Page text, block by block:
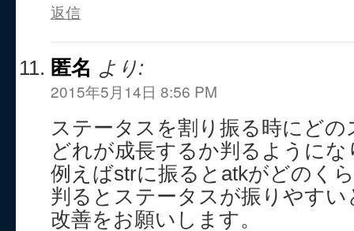
返信
匿名 より:
2015年5月14日 8:56 PM
ステータスを割り振る時にど
どれが成長するか判るように
例えばstrに振るとatkがどのく
判るとステータスが振りやすい
改善をお願いします。